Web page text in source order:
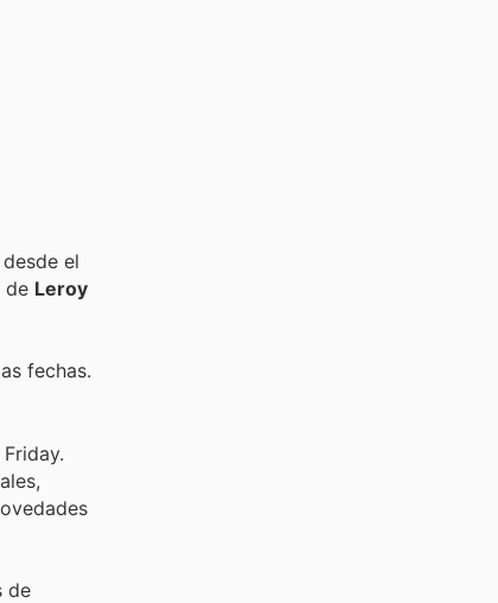
el
de Leroy
fechas.
de